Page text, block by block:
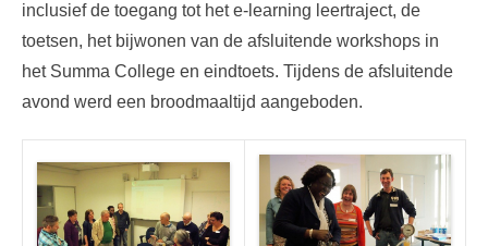
inclusief de toegang tot het e-learning leertraject, de
toetsen, het bijwonen van de afsluitende workshops in
het Summa College en eindtoets. Tijdens de afsluitende
avond werd een broodmaaltijd aangeboden.